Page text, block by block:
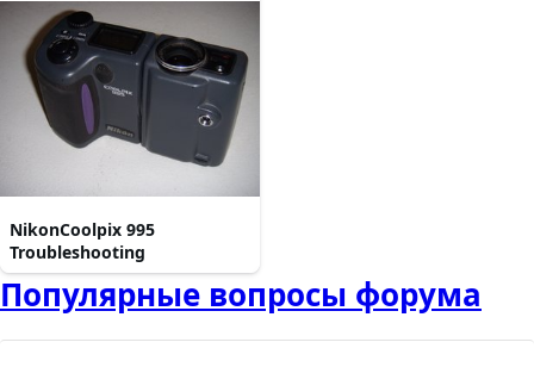
NikonCoolpix 995
Troubleshooting
Популярные вопросы форума